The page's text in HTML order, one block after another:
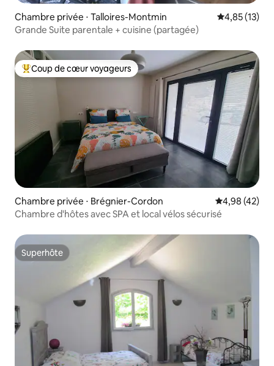
Chambre privée ⋅ Talloires-Montmin Évaluation
4,85 (13)
Grande Suite parentale + cuisine (partagée)
Coups de cœur voyageurs les plus appréciés
Coup de cœur voyageurs
Chambre privée ⋅ Brégnier-Cordon Évaluation
4,98 (42)
Chambre d'hôtes avec SPA et local vélos sécurisé
Superhôte
Superhôte